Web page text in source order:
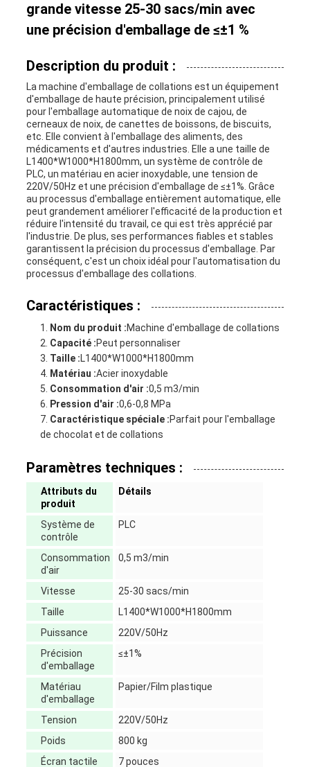
grande vitesse 25-30 sacs/min avec
une précision d'emballage de ≤±1 %
Description du produit :
La machine d'emballage de collations est un équipement
d'emballage de haute précision, principalement utilisé
pour l'emballage automatique de noix de cajou, de
cerneaux de noix, de canettes de boissons, de biscuits,
etc. Elle convient à l'emballage des aliments, des
médicaments et d'autres industries. Elle a une taille de
L1400*W1000*H1800mm, un système de contrôle de
PLC, un matériau en acier inoxydable, une tension de
220V/50Hz et une précision d'emballage de ≤±1%. Grâce
au processus d'emballage entièrement automatique, elle
peut grandement améliorer l'efficacité de la production et
réduire l'intensité du travail, ce qui est très apprécié par
l'industrie. De plus, ses performances fiables et stables
garantissent la précision du processus d'emballage. Par
conséquent, c'est un choix idéal pour l'automatisation du
processus d'emballage des collations.
Caractéristiques :
Nom du produit :Machine d'emballage de collations
Capacité :Peut personnaliser
Taille :L1400*W1000*H1800mm
Matériau :Acier inoxydable
Consommation d'air :0,5 m3/min
Pression d'air :0,6-0,8 MPa
Caractéristique spéciale :Parfait pour l'emballage
de chocolat et de collations
Paramètres techniques :
Attributs du
produit
Détails
Système de
contrôle
PLC
Consommation
d'air
0,5 m3/min
Vitesse
25-30 sacs/min
Taille
L1400*W1000*H1800mm
Puissance
220V/50Hz
Précision
d'emballage
≤±1%
Matériau
d'emballage
Papier/Film plastique
Tension
220V/50Hz
Poids
800 kg
Écran tactile
7 pouces